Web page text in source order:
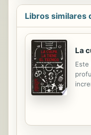
Libros similares
La